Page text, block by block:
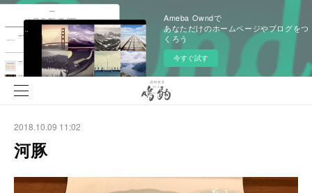
Ameba Owndで
あなただけのホームページやブログをつ
くろう
今すぐ試す
2018.10.09 11:02
河豚